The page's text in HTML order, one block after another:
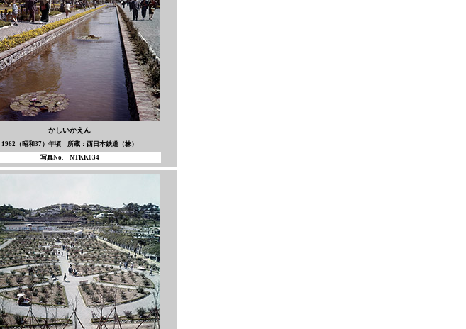
かしいかえん
1962（昭和37）年頃 所蔵：西日本鉄道（株）
写真No. NTKK034